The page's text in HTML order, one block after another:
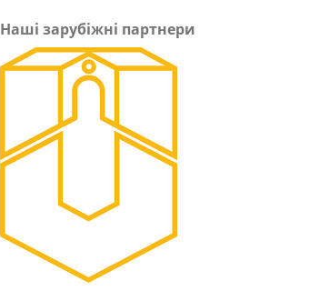
Наші зарубіжні партнери